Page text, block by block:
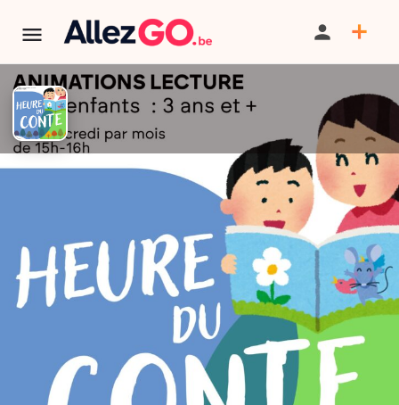
Heure du conte
PARTAGER ITINÉRAIRE SAUVEGARDER
AU PROGRAMME